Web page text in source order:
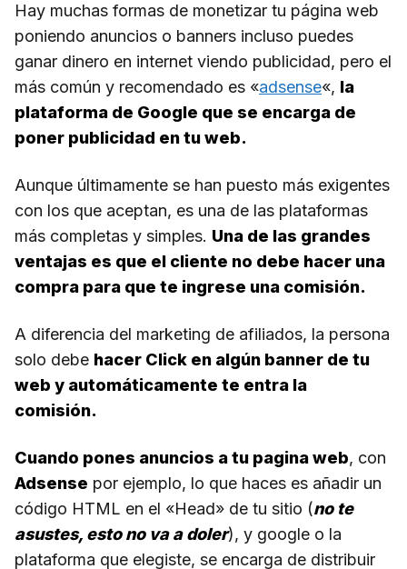
Hay muchas formas de monetizar tu página web
poniendo anuncios o banners incluso puedes
ganar dinero en internet viendo publicidad, pero el
más común y recomendado es «adsense«, la
plataforma de Google que se encarga de
poner publicidad en tu web.
Aunque últimamente se han puesto más exigentes
con los que aceptan, es una de las plataformas
más completas y simples. Una de las grandes
ventajas es que el cliente no debe hacer una
compra para que te ingrese una comisión.
A diferencia del marketing de afiliados, la persona
solo debe hacer Click en algún banner de tu
web y automáticamente te entra la
comisión.
Cuando pones anuncios a tu pagina web, con
Adsense por ejemplo, lo que haces es añadir un
código HTML en el «Head» de tu sitio (no te
asustes, esto no va a doler), y google o la
plataforma que elegiste, se encarga de distribuir